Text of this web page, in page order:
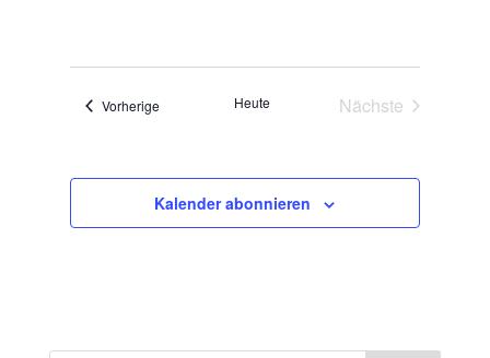
Vorherige Veranstaltungen
Heute
Nächste
Kalender abonnieren